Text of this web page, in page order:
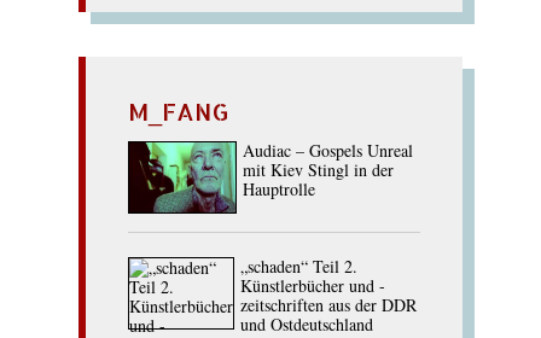
M_FANG
Audiac – Gospels Unreal
mit Kiev Stingl in der
Hauptrolle
„schaden“ Teil 2.
Künstlerbücher und -
zeitschriften aus der DDR
und Ostdeutschland